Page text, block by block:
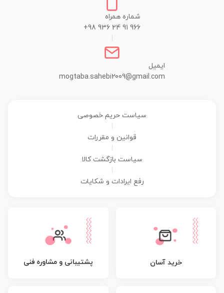
شماره همراه
+98 936 24 91 966
ایمیل
mogtaba.sahebi2009@gmail.com
سیاست حریم خصوصی
قوانین و مقررات
سیاست بازگشت کالا
رفع ایرادات و شکایات
خرید آسان پشتیبانی و مشاوره فنی